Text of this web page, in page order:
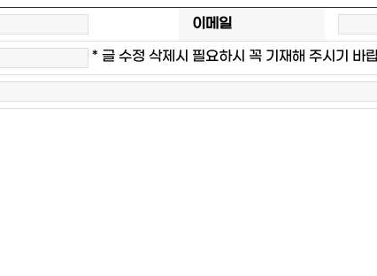
이메일
* 글 수정 삭제시 필요하시 꼭 기재해 주시기 바